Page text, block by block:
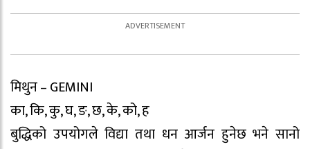
मिथुन – GEMINI
का, कि, कु, घ, ङ, छ, के, को, ह
बुद्धिको उपयोगले विद्या तथा धन आर्जन हुनेछ भने सानो